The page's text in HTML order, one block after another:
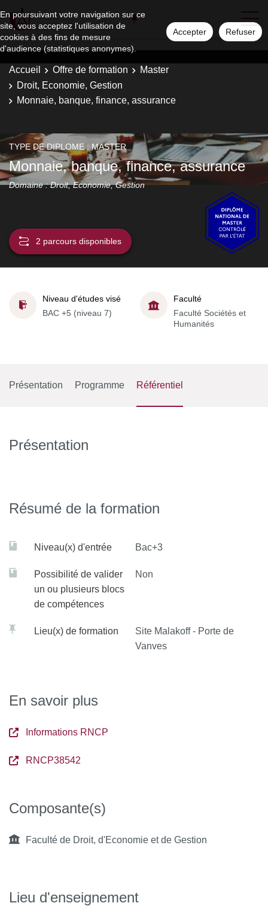
En poursuivant votre navigation sur ce
site, vous acceptez l'utilisation de
cookies à des fins de mesure
d'audience (statistiques anonymes).
Accepter Refuser
Accueil Offre de formation
Master
Droit, Economie, Gestion
Monnaie, banque, finance, assurance
TYPE DE DIPLOME : MASTER
Monnaie, banque, finance, assurance
Domaine : Droit, Economie, Gestion
2 parcours disponibles
Niveau d'études visé
BAC +5 (niveau 7)
Faculté
Faculté Sociétés et
Humanités
Présentation Programme Référentiel
Présentation
Résumé de la formation
Niveau(x) d'entrée Bac+3
Possibilité de valider
un ou plusieurs blocs
de compétences
Non
Lieu(x) de formation
Site Malakoff - Porte de
Vanves
En savoir plus
Informations RNCP
RNCP38542
Composante(s)
Faculté de Droit, d'Economie et de Gestion
Lieu d'enseignement